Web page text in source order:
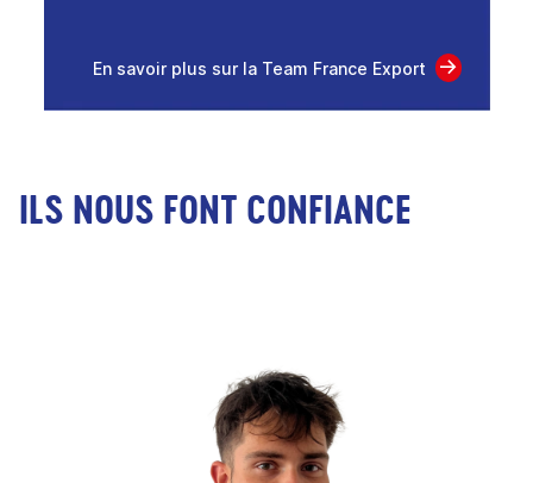
En savoir plus sur la Team France Export
ILS NOUS FONT CONFIANCE